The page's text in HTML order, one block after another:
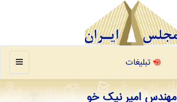
منو تبلیغات
مهندس امیر نیک خو